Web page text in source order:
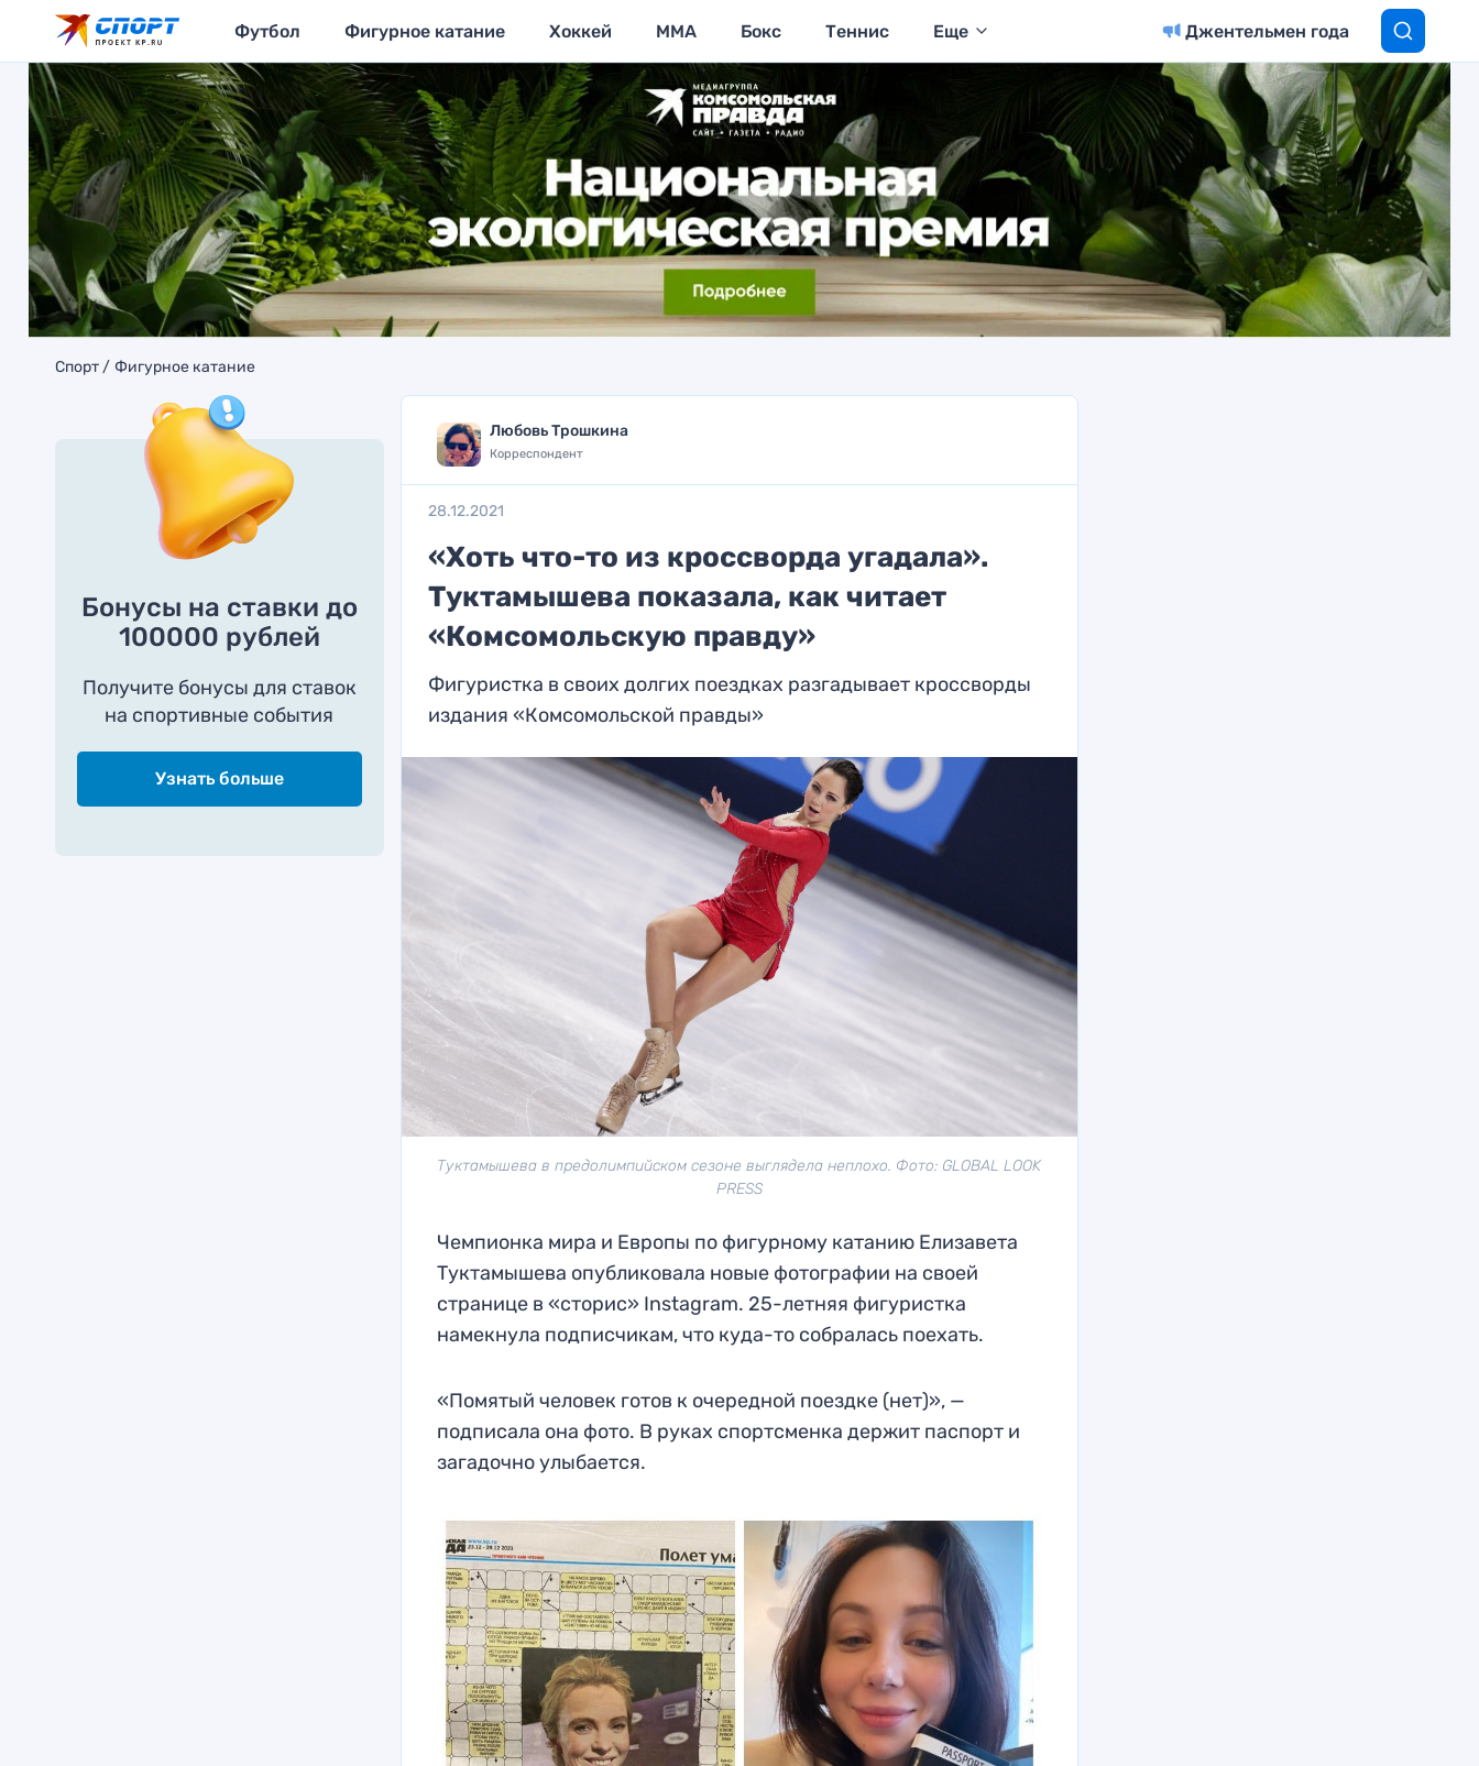
Футбол Фигурное катание Хоккей MMA Бокс Теннис Еще Джентельмен года
Спорт Фигурное катание
Бонусы на ставки до
100000 рублей
Получите бонусы для ставок
на спортивные события
Узнать больше
Любовь Трошкина
Корреспондент
28.12.2021
«Хоть что-то из кроссворда угадала».
Туктамышева показала, как читает
«Комсомольскую правду»
Фигуристка в своих долгих поездках разгадывает кроссворды
издания «Комсомольской правды»
Туктамышева в предолимпийском сезоне выглядела неплохо. Фото: GLOBAL LOOK
PRESS
Чемпионка мира и Европы по фигурному катанию Елизавета
Туктамышева опубликовала новые фотографии на своей
странице в «сторис» Instagram. 25-летняя фигуристка
намекнула подписчикам, что куда-то собралась поехать.
«Помятый человек готов к очередной поездке (нет)», —
подписала она фото. В руках спортсменка держит паспорт и
загадочно улыбается.